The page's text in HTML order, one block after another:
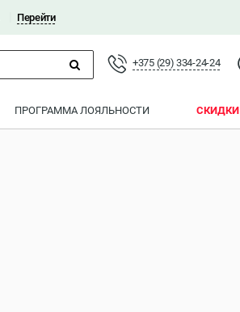
Перейти
+375 (29) 334-24-24
ПРОГРАММА ЛОЯЛЬНОСТИ СКИДКИ